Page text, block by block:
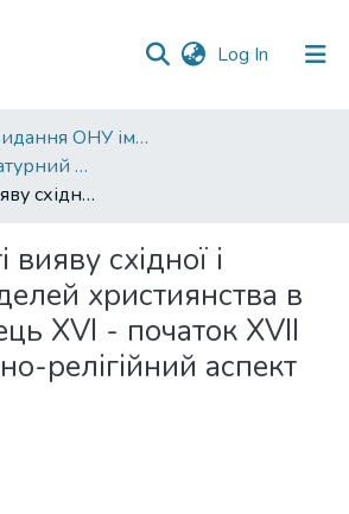
Log In (current)
Наукові видання ОНУ імені І. І. Мечникова
Історико-літературний журнал
Особливості вияву східної і західної моделей християнства в Україні (кінець XVI - початок XVII ст.): соціально-релігійний аспект
східної і
християнства в
XVI - початок XVII
релігійний аспект